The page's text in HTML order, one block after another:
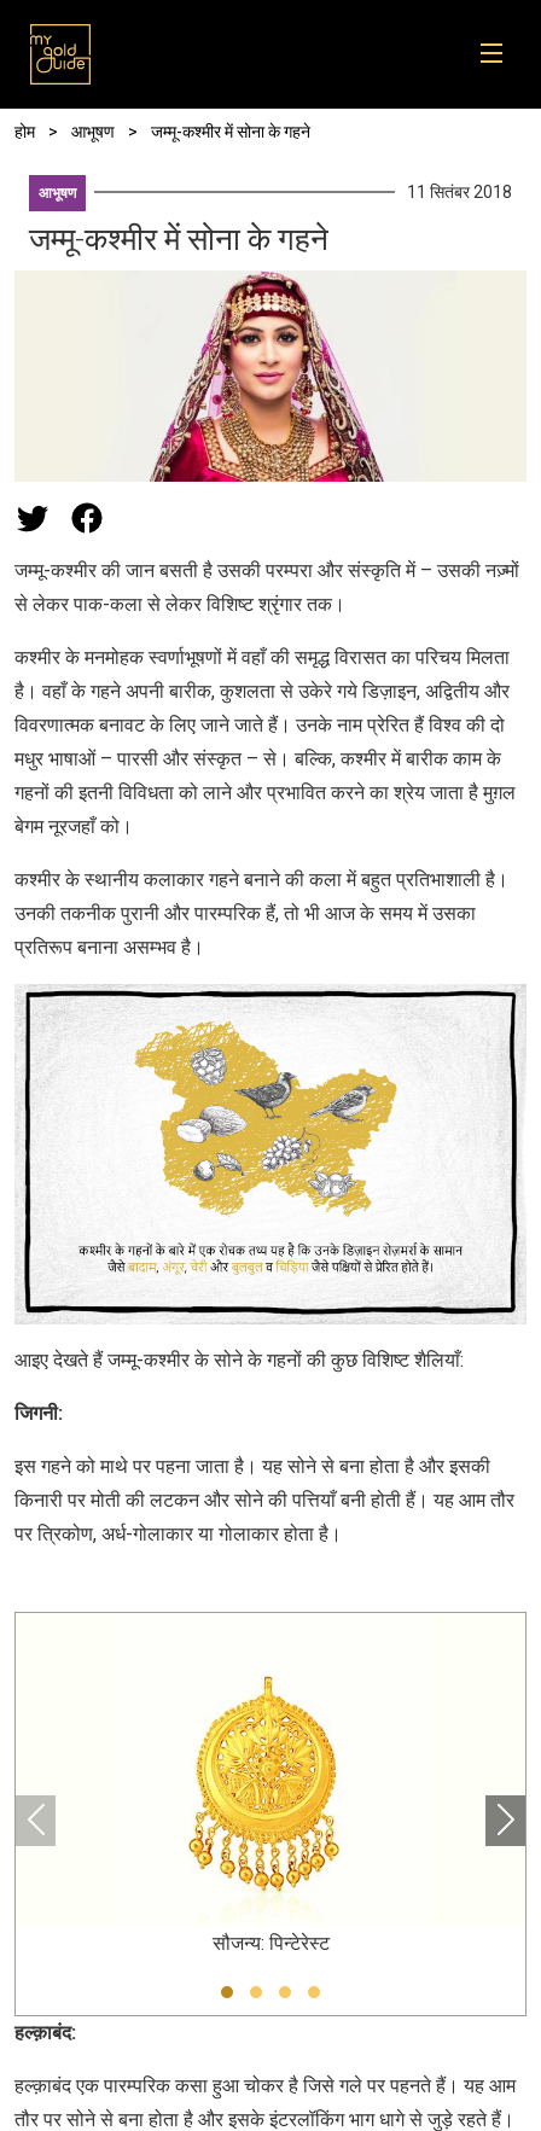
पग चिन्ह
होम आभूषण जम्मू-कश्मीर में सोना के गहने
आभूषण 11 सितंबर 2018
जम्मू-कश्मीर में सोना के गहने
जम्मू-कश्मीर की जान बसती है उसकी परम्परा और संस्कृति में – उसकी नज़्मों
से लेकर पाक-कला से लेकर विशिष्ट श्रृंगार तक।
कश्मीर के मनमोहक स्वर्णाभूषणों में वहाँ की समृद्ध विरासत का परिचय मिलता
है। वहाँ के गहने अपनी बारीक, कुशलता से उकेरे गये डिज़ाइन, अद्वितीय और
विवरणात्मक बनावट के लिए जाने जाते हैं। उनके नाम प्रेरित हैं विश्व की दो
मधुर भाषाओं – पारसी और संस्कृत – से। बल्कि, कश्मीर में बारीक काम के
गहनों की इतनी विविधता को लाने और प्रभावित करने का श्रेय जाता है मुग़ल
बेगम नूरजहाँ को।
कश्मीर के स्थानीय कलाकार गहने बनाने की कला में बहुत प्रतिभाशाली है।
उनकी तकनीक पुरानी और पारम्परिक हैं, तो भी आज के समय में उसका
प्रतिरूप बनाना असम्भव है।
आइए देखते हैं जम्मू-कश्मीर के सोने के गहनों की कुछ विशिष्ट शैलियाँ:
जिगनी:
इस गहने को माथे पर पहना जाता है। यह सोने से बना होता है और इसकी
किनारी पर मोती की लटकन और सोने की पत्तियाँ बनी होती हैं। यह आम तौर
पर त्रिकोण, अर्ध-गोलाकार या गोलाकार होता है।
सौजन्य: पिन्टेरेस्ट
हल्क़ाबंद:
हल्क़ाबंद एक पारम्परिक कसा हुआ चोकर है जिसे गले पर पहनते हैं। यह आम
तौर पर सोने से बना होता है और इसके इंटरलॉकिंग भाग धागे से जुड़े रहते हैं।